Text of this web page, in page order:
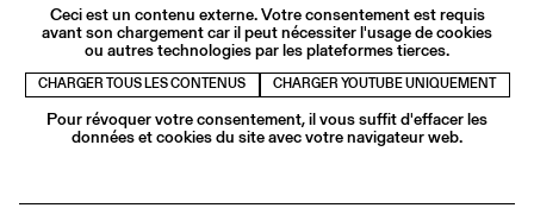
Ceci est un contenu externe. Votre consentement est requis
avant son chargement car il peut nécessiter l'usage de cookies
ou autres technologies par les plateformes tierces.
CHARGER TOUS LES CONTENUS CHARGER YOUTUBE UNIQUEMENT
Pour révoquer votre consentement, il vous suffit d'effacer les
données et cookies du site avec votre navigateur web.